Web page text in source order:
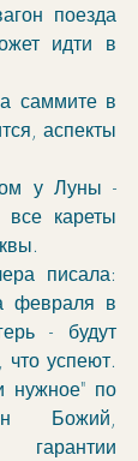
поезда
идти в
саммите в
аспекты
у Луны -
кареты
писала:
февраля в
- будут
что успеют.
нужное" по
Божий,